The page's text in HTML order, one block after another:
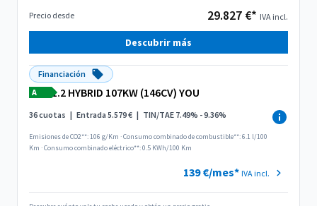
Precio desde 29.827 €* IVA incl.
Descubrir más
Financiación
A
1.2 HYBRID 107KW (146CV) YOU
36 cuotas | Entrada 5.579 € | TIN/TAE 7.49% - 9.36%
Emisiones de CO2**: 106 g/Km ·Consumo combinado de combustible**: 6.1 l/100
Km ·Consumo combinado eléctrico**: 0.5 KWh/100 Km
139 €/mes* IVA incl.